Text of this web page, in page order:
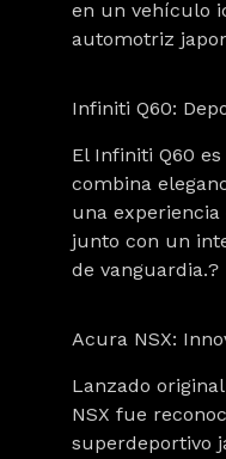
en un vehículo
automotriz
Infiniti Q60:
El Infiniti Q60
combina
una
junto con un
de vanguardia.?
Acura NSX:
Lanzado
NSX fue
superdeportivo